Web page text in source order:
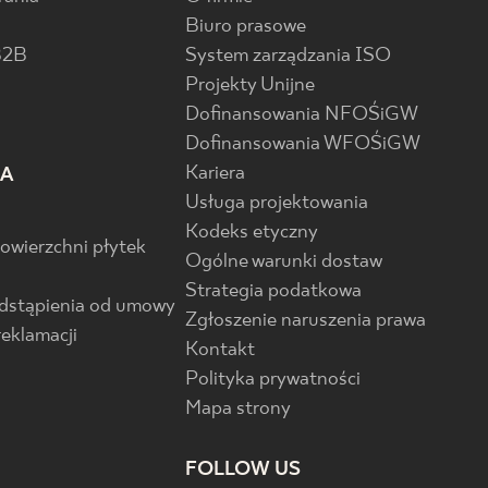
płytek
od umowy
Biuro prasowe
System zarządzania ISO
Projekty Unijne
Dofinansowania NFOŚiGW
Dofinansowania WFOŚiGW
Kariera
Usługa projektowania
Kodeks etyczny
Ogólne warunki dostaw
Strategia podatkowa
Zgłoszenie naruszenia prawa
Kontakt
Polityka prywatności
Mapa strony
FOLLOW US